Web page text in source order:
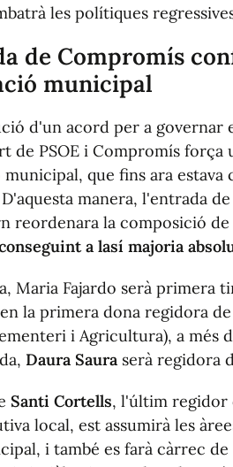
les polítiques
de Compromís
municipal
d'un acord per a
de PSOE i Compromís
que fins ara
manera, l'entrada
reordenara la composició
a lasí majoria
Maria Fajardo serà primera
la primera dona regidora
i Agricultura), a més
Daura Saura serà regidora
Santi Cortells, l'últim regidor
local, est assumirà les
i també es farà càrrec